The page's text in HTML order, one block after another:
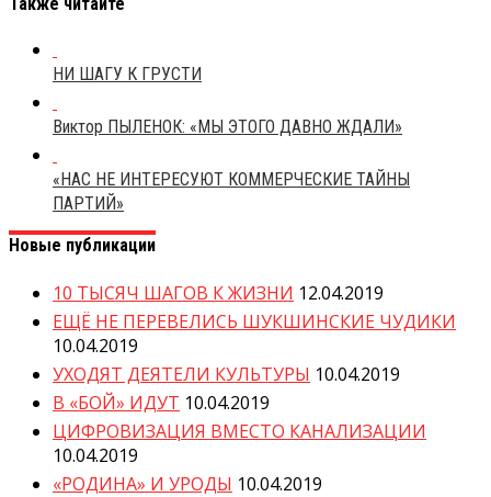
НИ ШАГУ К ГРУСТИ
Виктор ПЫЛЕНОК: «МЫ ЭТОГО ДАВНО ЖДАЛИ»
«НАС НЕ ИНТЕРЕСУЮТ КОММЕРЧЕСКИЕ ТАЙНЫ
ПАРТИЙ»
Новые публикации
10 ТЫСЯЧ ШАГОВ К ЖИЗНИ 12.04.2019
ЕЩЁ НЕ ПЕРЕВЕЛИСЬ ШУКШИНСКИЕ ЧУДИКИ
10.04.2019
УХОДЯТ ДЕЯТЕЛИ КУЛЬТУРЫ 10.04.2019
В «БОЙ» ИДУТ 10.04.2019
ЦИФРОВИЗАЦИЯ ВМЕСТО КАНАЛИЗАЦИИ
10.04.2019
«РОДИНА» И УРОДЫ 10.04.2019